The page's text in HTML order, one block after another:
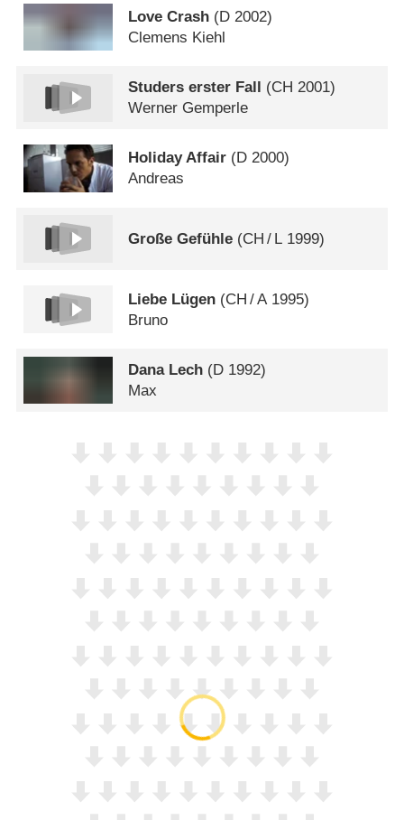
Love Crash (D 2002)
Clemens Kiehl
Studers erster Fall (CH 2001)
Werner Gemperle
Holiday Affair (D 2000)
Andreas
Große Gefühle (CH / L 1999)
Liebe Lügen (CH /A1995)
Bruno
Dana Lech (D 1992)
Max